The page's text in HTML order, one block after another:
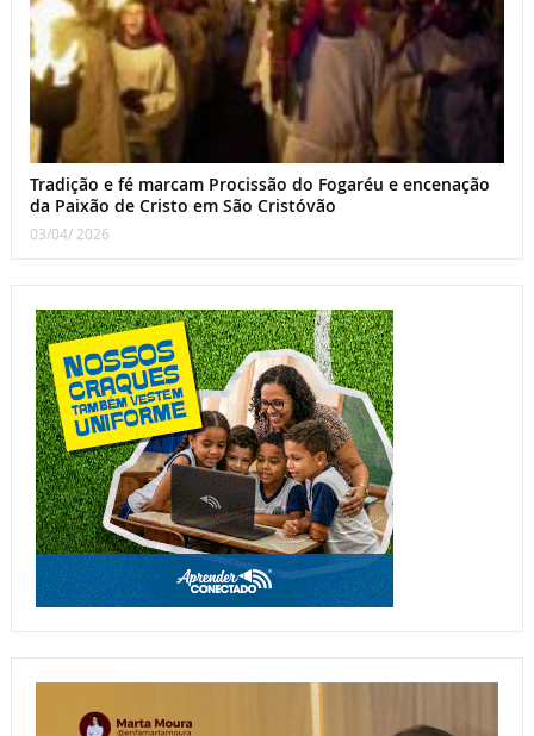
Tradição e fé marcam Procissão do Fogaréu e encenação
da Paixão de Cristo em São Cristóvão
03/04/ 2026